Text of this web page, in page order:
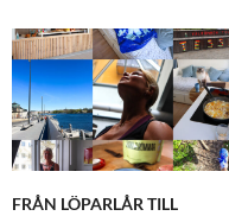
FRÅN LÖPARLÅR TILL